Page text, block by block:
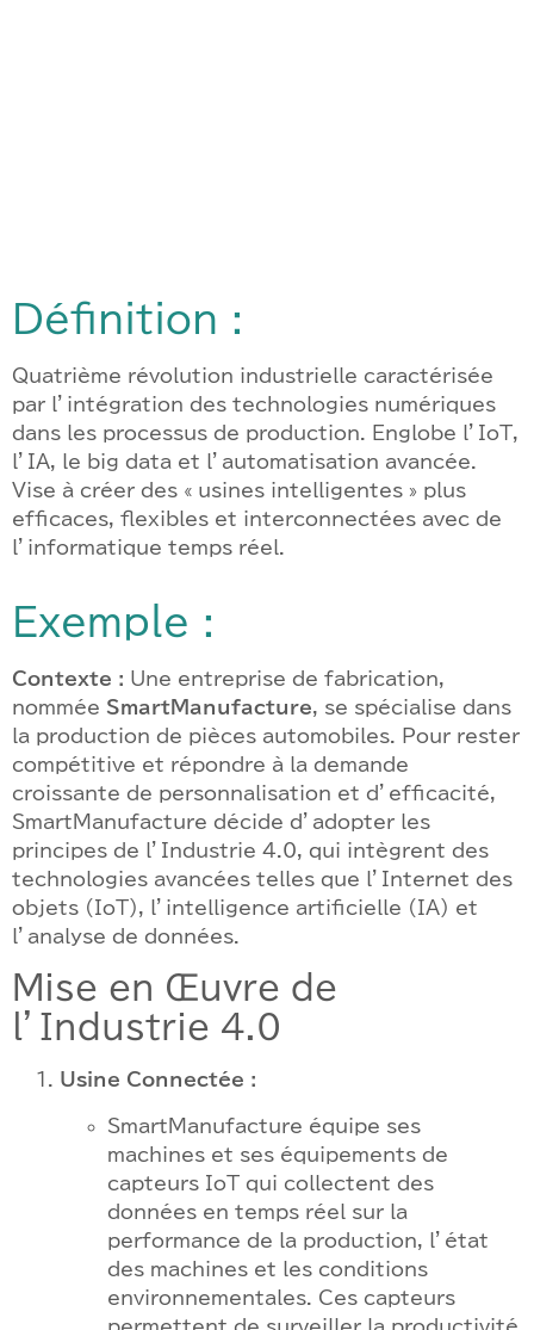
Définition :
Quatrième révolution industrielle caractérisée
par l’intégration des technologies numériques
dans les processus de production. Englobe l’IoT,
l’IA, le big data et l’automatisation avancée.
Vise à créer des « usines intelligentes » plus
efficaces, flexibles et interconnectées avec de
l’informatique temps réel.
Exemple :
Contexte : Une entreprise de fabrication,
nommée SmartManufacture, se spécialise dans
la production de pièces automobiles. Pour rester
compétitive et répondre à la demande
croissante de personnalisation et d’efficacité,
SmartManufacture décide d’adopter les
principes de l’Industrie 4.0, qui intègrent des
technologies avancées telles que l’Internet des
objets (IoT), l’intelligence artificielle (IA) et
l’analyse de données.
Mise en Œuvre de
l’Industrie 4.0
Usine Connectée :
SmartManufacture équipe ses
machines et ses équipements de
capteurs IoT qui collectent des
données en temps réel sur la
performance de la production, l’état
des machines et les conditions
environnementales. Ces capteurs
permettent de surveiller la productivité